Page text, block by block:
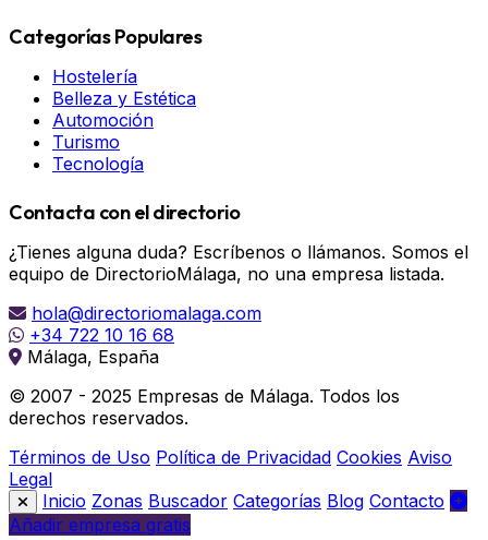
Categorías Populares
Hostelería
Belleza y Estética
Automoción
Turismo
Tecnología
Contacta con el directorio
¿Tienes alguna duda? Escríbenos o llámanos. Somos el
equipo de DirectorioMálaga, no una empresa listada.
hola@directoriomalaga.com
+34 722 10 16 68
Málaga, España
© 2007 - 2025 Empresas de Málaga. Todos los
derechos reservados.
Términos de Uso Política de Privacidad Cookies Aviso
Legal
Inicio Zonas Buscador Categorías Blog Contacto
Añadir empresa gratis